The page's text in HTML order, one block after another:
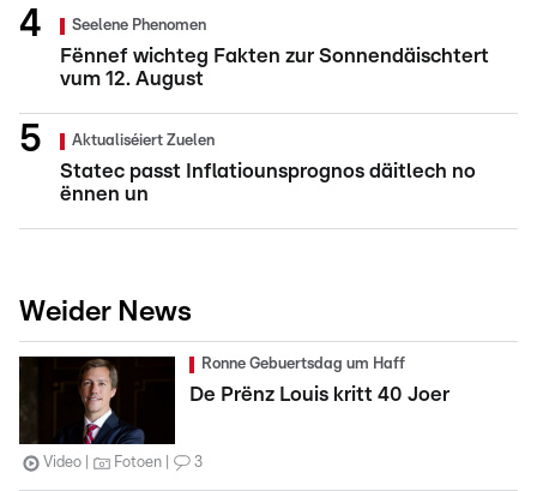
Seelene Phenomen
Fënnef wichteg Fakten zur Sonnendäischtert
vum 12. August
Aktualiséiert Zuelen
Statec passt Inflatiounsprognos däitlech no
ënnen un
Weider News
Ronne Gebuertsdag um Haff
De Prënz Louis kritt 40 Joer
Video Fotoen 3